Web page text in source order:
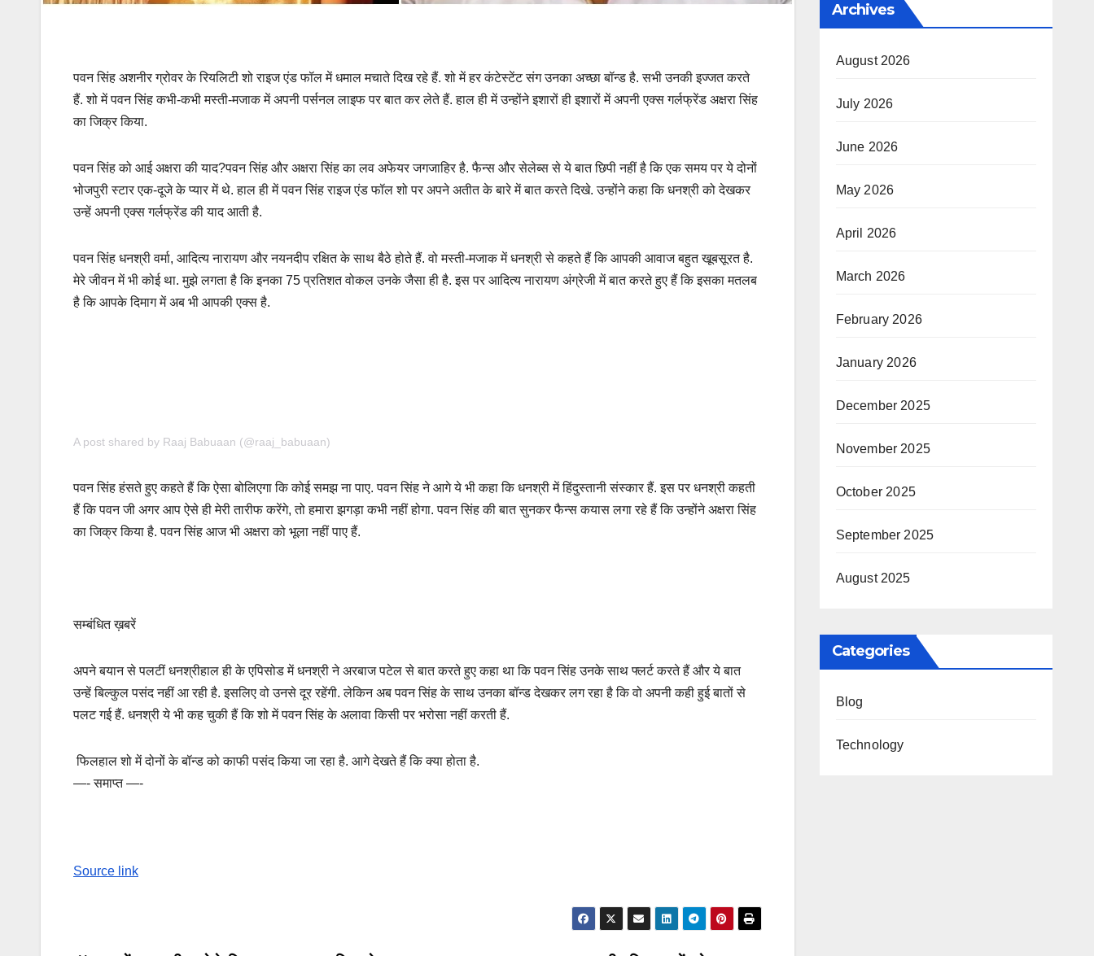
पवन सिंह अशनीर ग्रोवर के रियलिटी शो राइज एंड फॉल में धमाल मचाते दिख रहे हैं. शो में हर कंटेस्टेंट संग उनका अच्छा बॉन्ड है. सभी उनकी इज्जत करते
हैं. शो में पवन सिंह कभी-कभी मस्ती-मजाक में अपनी पर्सनल लाइफ पर बात कर लेते हैं. हाल ही में उन्होंने इशारों ही इशारों में अपनी एक्स गर्लफ्रेंड अक्षरा सिंह
का जिक्र किया.
पवन सिंह को आई अक्षरा की याद?पवन सिंह और अक्षरा सिंह का लव अफेयर जगजाहिर है. फैन्स और सेलेब्स से ये बात छिपी नहीं है कि एक समय पर ये दोनों
भोजपुरी स्टार एक-दूजे के प्यार में थे. हाल ही में पवन सिंह राइज एंड फॉल शो पर अपने अतीत के बारे में बात करते दिखे. उन्होंने कहा कि धनश्री को देखकर
उन्हें अपनी एक्स गर्लफ्रेंड की याद आती है.
पवन सिंह धनश्री वर्मा, आदित्य नारायण और नयनदीप रक्षित के साथ बैठे होते हैं. वो मस्ती-मजाक में धनश्री से कहते हैं कि आपकी आवाज बहुत खूबसूरत है.
मेरे जीवन में भी कोई था. मुझे लगता है कि इनका 75 प्रतिशत वोकल उनके जैसा ही है. इस पर आदित्य नारायण अंग्रेजी में बात करते हुए हैं कि इसका मतलब
है कि आपके दिमाग में अब भी आपकी एक्स है.
A post shared by Raaj Babuaan (@raaj_babuaan)
पवन सिंह हंसते हुए कहते हैं कि ऐसा बोलिएगा कि कोई समझ ना पाए. पवन सिंह ने आगे ये भी कहा कि धनश्री में हिंदुस्तानी संस्कार हैं. इस पर धनश्री कहती
हैं कि पवन जी अगर आप ऐसे ही मेरी तारीफ करेंगे, तो हमारा झगड़ा कभी नहीं होगा. पवन सिंह की बात सुनकर फैन्स कयास लगा रहे हैं कि उन्होंने अक्षरा सिंह
का जिक्र किया है. पवन सिंह आज भी अक्षरा को भूला नहीं पाए हैं.
सम्बंधित ख़बरें
अपने बयान से पलटीं धनश्रीहाल ही के एपिसोड में धनश्री ने अरबाज पटेल से बात करते हुए कहा था कि पवन सिंह उनके साथ फ्लर्ट करते हैं और ये बात
उन्हें बिल्कुल पसंद नहीं आ रही है. इसलिए वो उनसे दूर रहेंगी. लेकिन अब पवन सिंह के साथ उनका बॉन्ड देखकर लग रहा है कि वो अपनी कही हुई बातों से
पलट गई हैं. धनश्री ये भी कह चुकी हैं कि शो में पवन सिंह के अलावा किसी पर भरोसा नहीं करती हैं.
फिलहाल शो में दोनों के बॉन्ड को काफी पसंद किया जा रहा है. आगे देखते हैं कि क्या होता है.
—- समाप्त —-
Source link
Archives
August 2026
July 2026
June 2026
May 2026
April 2026
March 2026
February 2026
January 2026
December 2025
November 2025
October 2025
September 2025
August 2025
Categories
Blog
Technology